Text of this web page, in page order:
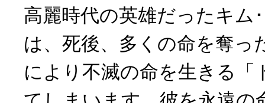
高麗時代の英雄だったキム
は、死後、多くの命を奪っ
により不滅の命を生きる「